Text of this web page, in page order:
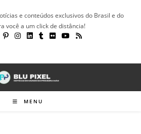
e conteúdos exclusivos do Brasil e do
você a um click de distância!
MENU